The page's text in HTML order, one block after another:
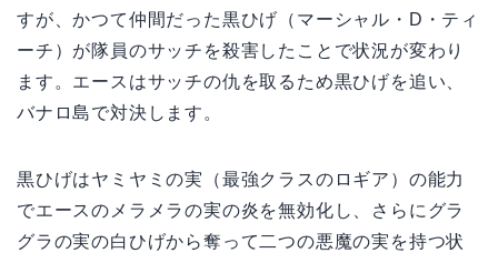
すが、かつて仲間だった黒ひげ（マーシャル・D・ティ
ーチ）が隊員のサッチを殺害したことで状況が変わり
ます。エースはサッチの仇を取るため黒ひげを追い、
バナロ島で対決します。
黒ひげはヤミヤミの実（最強クラスのロギア）の能力
でエースのメラメラの実の炎を無効化し、さらにグラ
グラの実の白ひげから奪って二つの悪魔の実を持つ状